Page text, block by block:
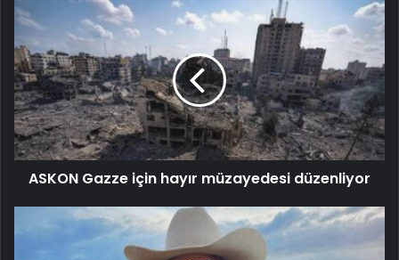
ASKON Gazze için hayır müzayedesi düzenliyor